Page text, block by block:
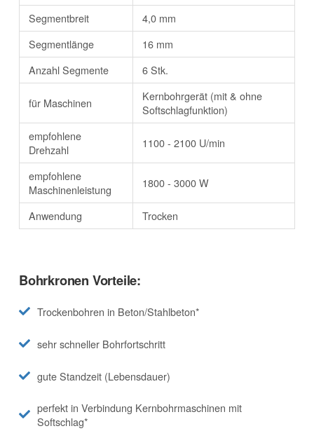
Segmentbreit
4,0 mm
Segmentlänge
16 mm
Anzahl Segmente
6 Stk.
für Maschinen
Kernbohrgerät (mit & ohne
Softschlagfunktion)
empfohlene
Drehzahl
1100 - 2100 U/min
empfohlene
Maschinenleistung
1800 - 3000 W
Anwendung Trocken
Bohrkronen Vorteile:
Trockenbohren in Beton/Stahlbeton*
sehr schneller Bohrfortschritt
gute Standzeit (Lebensdauer)
perfekt in Verbindung Kernbohrmaschinen mit
Softschlag*